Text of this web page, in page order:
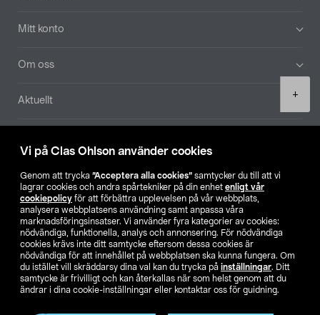
Vi på Clas Ohlson använder cookies
Genom att trycka ”Acceptera alla cookies” samtycker du till att vi
lagrar cookies och andra spårtekniker på din enhet enligt vår
cookiepolicy för att förbättra upplevelsen på vår webbplats,
analysera webbplatsens användning samt anpassa våra
marknadsföringsinsatser. Vi använder fyra kategorier av cookies:
nödvändiga, funktionella, analys och annonsering. För nödvändiga
cookies krävs inte ditt samtycke eftersom dessa cookies är
nödvändiga för att innehållet på webbplatsen ska kunna fungera. Om
du istället vill skräddarsy dina val kan du trycka på inställningar. Ditt
samtycke är frivilligt och kan återkallas när som helst genom att du
ändrar i dina cookie-inställningar eller kontaktar oss för guidning.
+
Mitt konto
Om oss
Aktuellt
Hitta butik
SE NO FI